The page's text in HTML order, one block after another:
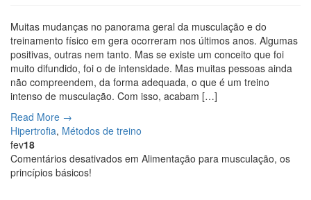
Muitas mudanças no panorama geral da musculação e do
treinamento físico em gera ocorreram nos últimos anos. Algumas
positivas, outras nem tanto. Mas se existe um conceito que foi
muito difundido, foi o de intensidade. Mas muitas pessoas ainda
não compreendem, da forma adequada, o que é um treino
intenso de musculação. Com isso, acabam […]
Read More →
Hipertrofia, Métodos de treino
fev18
Comentários desativados em Alimentação para musculação, os
princípios básicos!